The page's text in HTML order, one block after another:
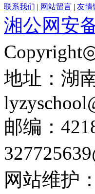
联系我们 | 网站留言 | 友情
湘公网安
地址：湖
邮编：
网站维护